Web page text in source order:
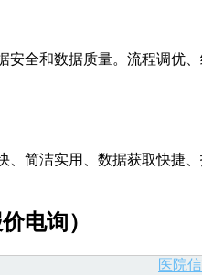
全和数据质量。流程调优
简洁实用、数据获取快捷
电询）
医院